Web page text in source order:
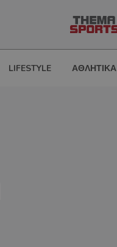
LIFESTYLE ΑΘΛΗΤΙΚΑ